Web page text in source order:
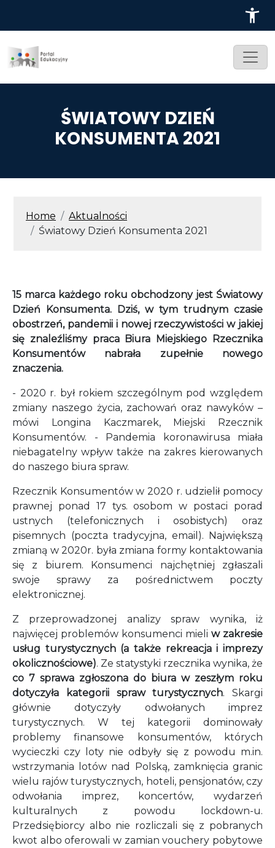
ŚWIATOWY DZIEŃ
KONSUMENTA 2021
ŚCIEŻKA NAWIGACYJNA
Home
Aktualności
Światowy Dzień Konsumenta 2021
15 marca każdego roku obchodzony jest Światowy
Dzień Konsumenta. Dziś, w tym trudnym czasie
obostrzeń, pandemii i nowej rzeczywistości w jakiej
się znaleźliśmy praca Biura Miejskiego Rzecznika
Konsumentów nabrała zupełnie nowego
znaczenia.
- 2020 r. był rokiem szczególnym pod względem
zmiany naszego życia, zachowań oraz nawyków –
mówi Longina Kaczmarek, Miejski Rzecznik
Konsumentów. - Pandemia koronawirusa miała
niebagatelny wpływ także na zakres kierowanych
do naszego biura spraw.
Rzecznik Konsumentów w 2020 r. udzielił pomocy
prawnej ponad 17 tys. osobom w postaci porad
ustnych (telefonicznych i osobistych) oraz
pisemnych (poczta tradycyjna, email). Największą
zmianą w 2020r. była zmiana formy kontaktowania
się z biurem. Konsumenci najchętniej zgłaszali
swoje sprawy za pośrednictwem poczty
elektronicznej.
Z przeprowadzonej analizy spraw wynika, iż
najwięcej problemów konsumenci mieli w zakresie
usług turystycznych (a także rekreacja i imprezy
okolicznościowe). Ze statystyki rzecznika wynika, że
co 7 sprawa zgłoszona do biura w zeszłym roku
dotyczyła kategorii spraw turystycznych. Skargi
głównie dotyczyły odwołanych imprez
turystycznych. W tej kategorii dominowały
problemy finansowe konsumentów, których
wycieczki czy loty nie odbyły się z powodu m.in.
wstrzymania lotów nad Polską, zamknięcia granic
wielu rajów turystycznych, hoteli, pensjonatów, czy
odwołania imprez, koncertów, wydarzeń
kulturalnych z powodu lockdown-u.
Przedsiębiorcy albo nie rozliczali się z pobranych
kwot albo oferowali w zamian vouchery pobytowe